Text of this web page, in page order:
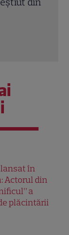
despre o
în
Actorul din
a
plăcintării